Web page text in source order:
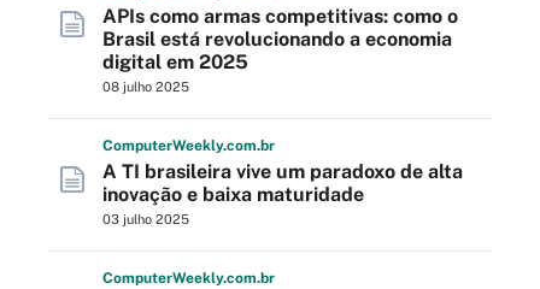
APIs como armas competitivas: como o
Brasil está revolucionando a economia
digital em 2025
08 julho 2025
ComputerWeekly.com.br
A TI brasileira vive um paradoxo de alta
inovação e baixa maturidade
03 julho 2025
ComputerWeekly.com.br